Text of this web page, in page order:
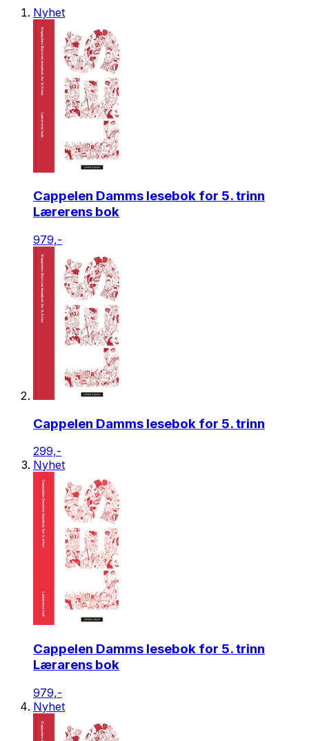
Nyhet
Cappelen Damms lesebok for 5. trinn
Lærerens bok
979,-
Cappelen Damms lesebok for 5. trinn
299,-
Nyhet
Cappelen Damms lesebok for 5. trinn
Lærarens bok
979,-
Nyhet